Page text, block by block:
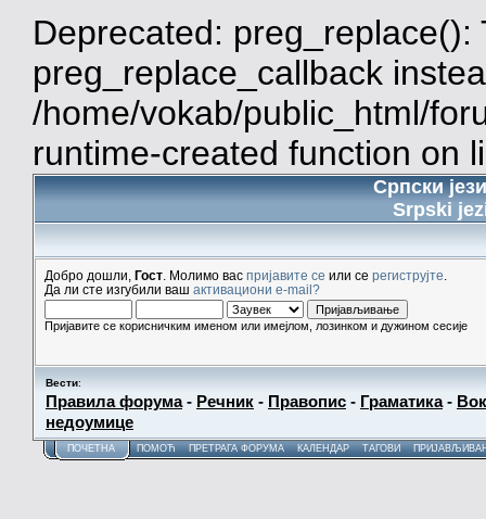
Deprecated:
preg_replace_callback
/home/vokab/public_html/
runtime-created function on
Српски
Srpski
Добро дошли, Гост . Молимо вас пријавите се или се региструјте
Да ли сте изгубили ваш активациони e-mail?
Пријавите се корисничким именом или имејлом, лозинком и дужином сесије
Вести:
Правила форума- Речник - Правопис - Граматика-
недоумице
ПОЧЕТНА ПОМОЋ ПРЕТРАГА ФОРУМА КАЛЕНДАР ТАГОВИ